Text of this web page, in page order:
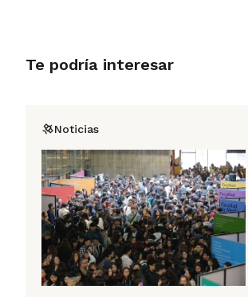
Te podría interesar
Noticias